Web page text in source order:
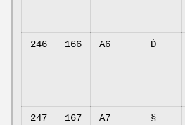
246 166 A6 Ḋ
247 167 A7 §